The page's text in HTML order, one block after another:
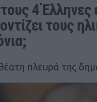
4
τους
πλευρά της